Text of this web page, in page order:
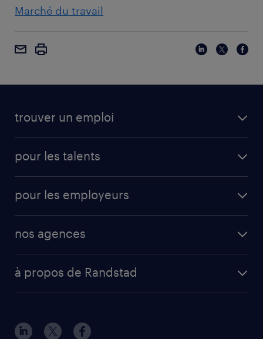
Marché du travail
trouver un emploi
pour les talents
pour les employeurs
nos agences
à propos de Randstad